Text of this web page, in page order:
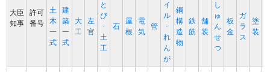
大臣
知事
許可
番号
土
木
一
式
建
築
一
式
大
工
左
官
と
び
･
土
工
石
屋
根
電
気
管
イ
ル
･
れ
ん
が
鋼
構
造
物
鉄
筋
舗
装
し
ゅ
ん
せ
つ
板
金
ガ
ラ
ス
塗
装